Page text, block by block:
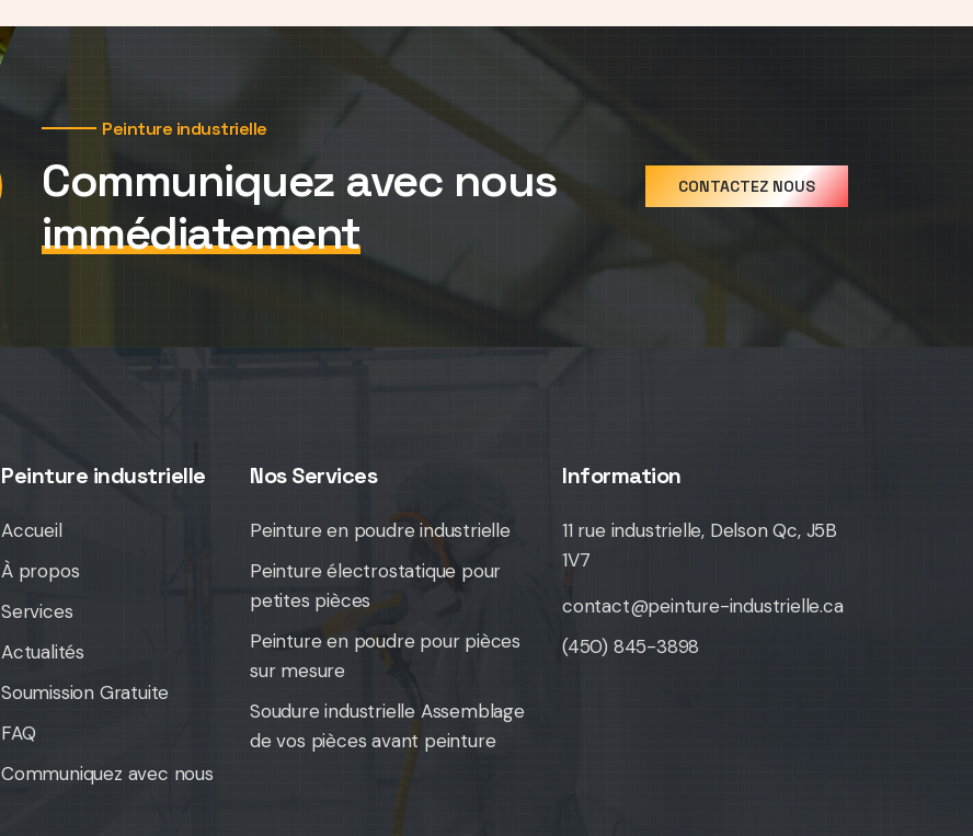
Peinture industrielle
Communiquez avec nous
immédiatement
CONTACTEZ NOUS
Peinture industrielle
Accueil
À propos
Services
Actualités
Soumission Gratuite
FAQ
Communiquez avec nous
Nos Services
Peinture en poudre industrielle
Peinture électrostatique pour
petites pièces
Peinture en poudre pour pièces
sur mesure
Soudure industrielle Assemblage
de vos pièces avant peinture
Information
11 rue industrielle, Delson Qc, J5B
1V7
contact@peinture-industrielle.ca
(450) 845-3898